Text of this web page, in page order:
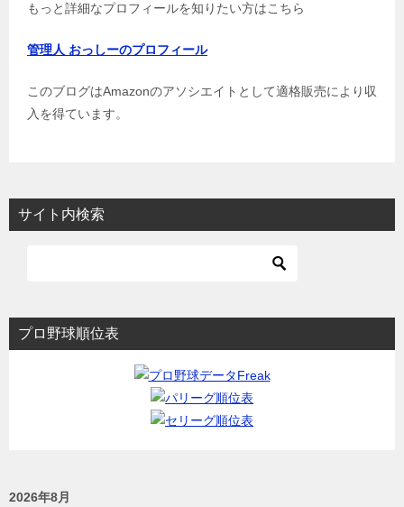
もっと詳細なプロフィールを知りたい方はこちら
管理人 おっしーのプロフィール
このブログはAmazonのアソシエイトとして適格販売により収
入を得ています。
サイト内検索
プロ野球順位表
2026年8月